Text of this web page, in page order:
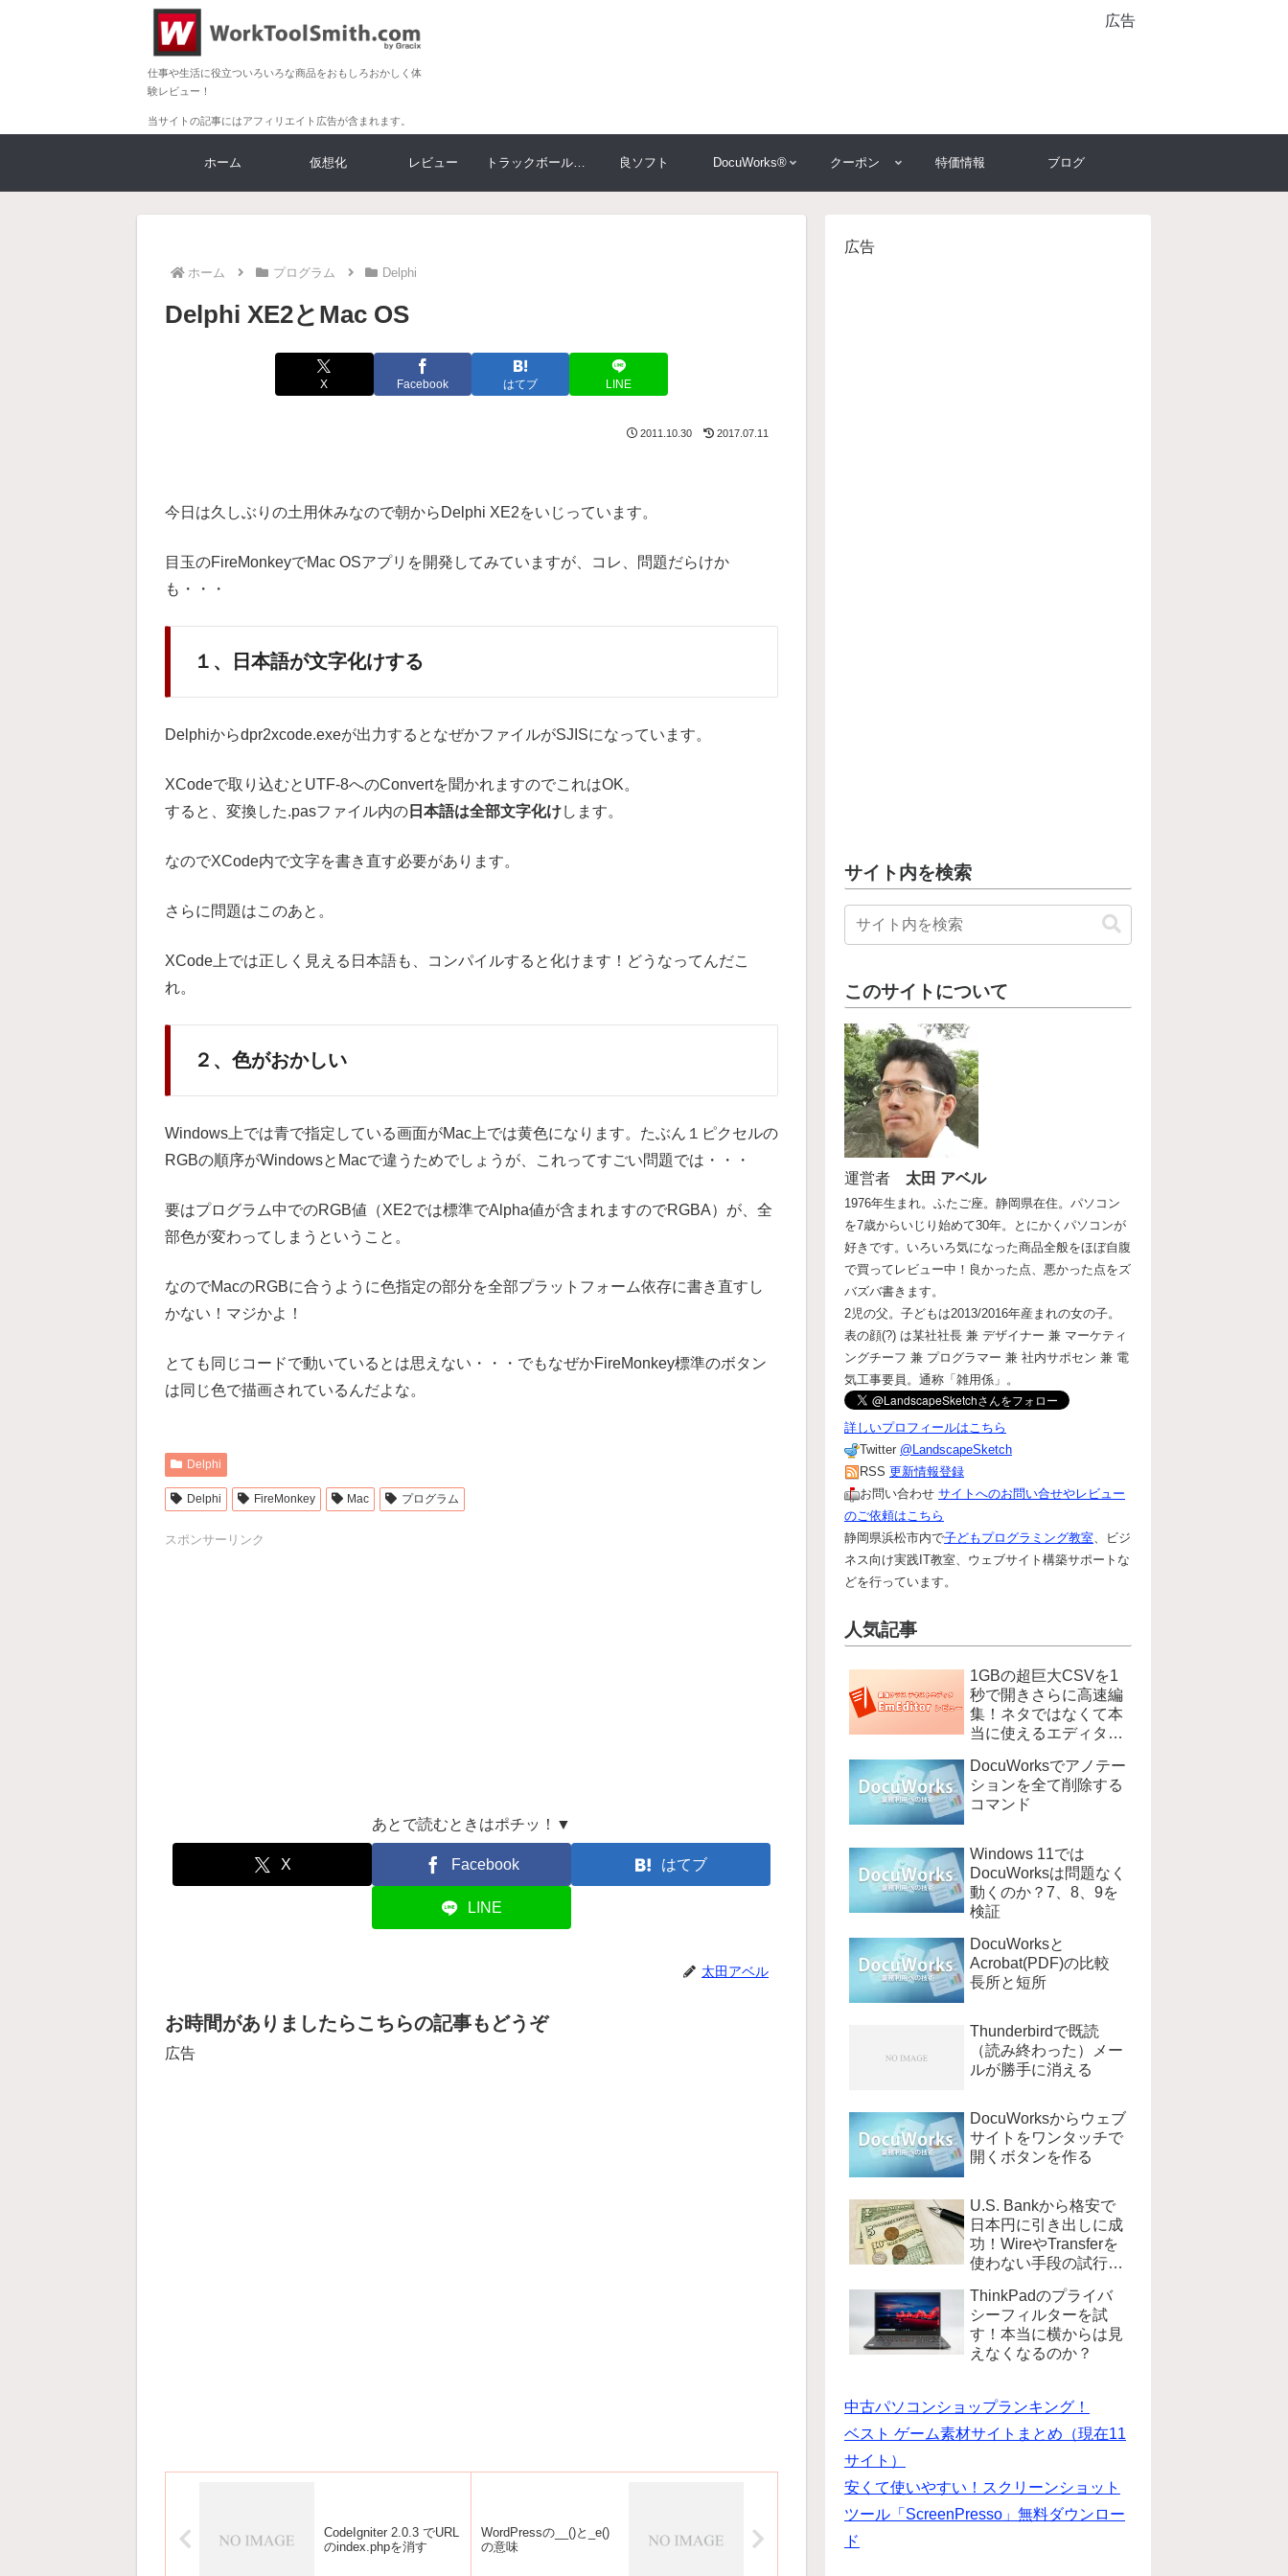
仕事や生活に役立ついろいろな商品をおもしろおかしく体
験レビュー！
当サイトの記事にはアフィリエイト広告が含まれます。
広告
ホーム 仮想化 レビュー トラックボール大比較 良ソフト DocuWorks® クーポン 特価情報 ブログ
ホーム プログラム Delphi
Delphi XE2とMac OS
X Facebook はてブ LINE
2011.10.30 2017.07.11
今日は久しぶりの土用休みなので朝からDelphi XE2をいじっています。
目玉のFireMonkeyでMac OSアプリを開発してみていますが、コレ、問題だらけか
も・・・
１、日本語が文字化けする
Delphiからdpr2xcode.exeが出力するとなぜかファイルがSJISになっています。
XCodeで取り込むとUTF-8へのConvertを聞かれますのでこれはOK。
すると、変換した.pasファイル内の 日本語は全部文字化けします。
なのでXCode内で文字を書き直す必要があります。
さらに問題はこのあと。
XCode上では正しく見える日本語も、コンパイルすると化けます！どうなってんだこ
れ。
２、色がおかしい
Windows上では青で指定している画面がMac上では黄色になります。たぶん１ピクセルの
RGBの順序がWindowsとMacで違うためでしょうが、これってすごい問題では・・・
要はプログラム中でのRGB値（XE2では標準でAlpha値が含まれますのでRGBA）が、全
部色が変わってしまうということ。
なのでMacのRGBに合うように色指定の部分を全部プラットフォーム依存に書き直すし
かない！マジかよ！
とても同じコードで動いているとは思えない・・・でもなぜかFireMonkey標準のボタン
は同じ色で描画されているんだよな。
Delphi
Delphi FireMonkey Mac プログラム
スポンサーリンク
あとで読むときはポチッ！▼
X Facebook はてブ
LINE
太田アベル
お時間がありましたらこちらの記事もどうぞ
広告
CodeIgniter 2.0.3 でURL
のindex.phpを消す
WordPressの__()と_e()
の意味
広告
サイト内を検索
このサイトについて
運営者 太田 アベル
1976年生まれ。ふたご座。静岡県在住。パソコン
を7歳からいじり始めて30年。とにかくパソコンが
好きです。いろいろ気になった商品全般をほぼ自腹
で買ってレビュー中！良かった点、悪かった点をズ
バズバ書きます。
2児の父。子どもは2013/2016年産まれの女の子。
表の顔(?) は某社社長 兼 デザイナー 兼 マーケティ
ングチーフ 兼 プログラマー 兼 社内サポセン 兼 電
気工事要員。通称「雑用係」。
詳しいプロフィールはこちら
Twitter @LandscapeSketch
RSS 更新情報登録
お問い合わせ サイトへのお問い合せやレビュー
のご依頼はこちら
静岡県浜松市内で子どもプログラミング教室、ビジ
ネス向け実践IT教室、ウェブサイト構築サポートな
どを行っています。
人気記事
1GBの超巨大CSVを1
秒で開きさらに高速編
集！ネタではなくて本
当に使えるエディタ
DocuWorksでアノテー
ションを全て削除する
コマンド
Windows 11では
DocuWorksは問題なく
動くのか？7、8、9を
検証
DocuWorksと
Acrobat(PDF)の比較
長所と短所
Thunderbirdで既読
（読み終わった）メー
ルが勝手に消える
DocuWorksからウェブ
サイトをワンタッチで
開くボタンを作る
U.S. Bankから格安で
日本円に引き出しに成
功！WireやTransferを
使わない手段の試行錯
ThinkPadのプライバ
シーフィルターを試
す！本当に横からは見
えなくなるのか？
中古パソコンショップランキング！
ベスト ゲーム素材サイトまとめ（現在11
サイト）
安くて使いやすい！スクリーンショット
ツール「ScreenPresso」無料ダウンロー
ド